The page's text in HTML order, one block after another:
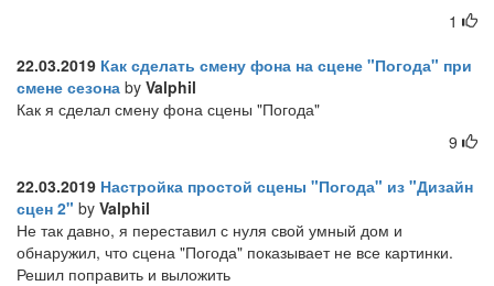
1
22.03.2019 Как сделать смену фона на сцене "Погода" при
смене сезона by Valphil
Как я сделал смену фона сцены "Погода"
9
22.03.2019 Настройка простой сцены "Погода" из "Дизайн
сцен 2" by Valphil
Не так давно, я переставил с нуля свой умный дом и
обнаружил, что сцена "Погода" показывает не все картинки.
Решил поправить и выложить